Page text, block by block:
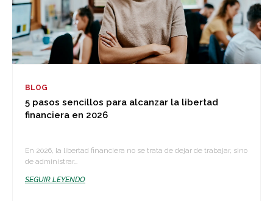
BLOG
5 pasos sencillos para alcanzar la libertad
financiera en 2026
En 2026, la libertad financiera no se trata de dejar de trabajar, sino
de administrar...
SEGUIR LEYENDO